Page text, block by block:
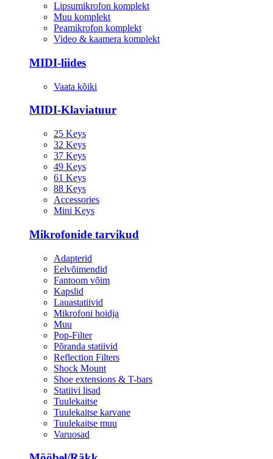
Lipsumikrofon komplekt
Muu komplekt
Peamikrofon komplekt
Video & kaamera komplekt
MIDI-liides
Vaata kõiki
MIDI-Klaviatuur
25 Keys
32 Keys
37 Keys
49 Keys
61 Keys
88 Keys
Accessories
Mini Keys
Mikrofonide tarvikud
Adapterid
Eelvõimendid
Fantoom võim
Kapslid
Lauastatiivid
Mikrofoni hoidja
Muu
Pop-Filter
Põranda statiivid
Reflection Filters
Shock Mount
Shoe extensions & T-bars
Statiivi lisad
Tuulekaitse
Tuulekaitse karvane
Tuulekaitse muu
Varuosad